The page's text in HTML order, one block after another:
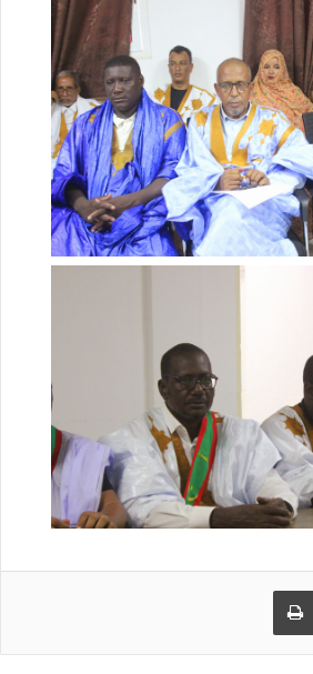
طباعة